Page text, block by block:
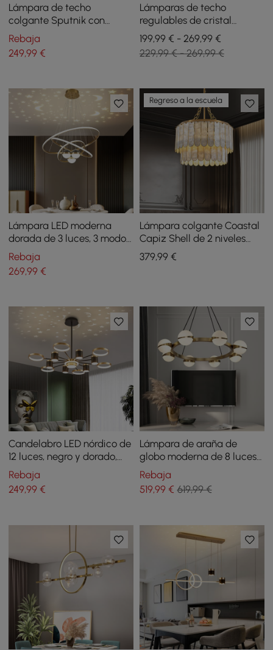
Lámpara de techo
colgante Sputnik con
forma de fuegos
artificiales de cristal de
mediados de siglo,
Rebaja
249,99 €
Lámparas de techo
regulables de cristal
Orlova, luz LED de montaje
empotrado de 3 modos con
control remoto
199,99 € - 269,99 €
229,99 € - 269,99 €
Lámpara LED moderna
dorada de 3 luces, 3 modos
de color, control remoto, luz
de reflexión estrellada
Rebaja
269,99 €
Regreso a la escuela
Lámpara colgante Coastal
Capiz Shell de 2 niveles
con forma de candelabro
facetado en dorado y
379,99€
Candelabro LED nórdico de
12 luces, negro y dorado,
con reflejo estrellado,
regulable
Rebaja
249,99 €
Lámpara de araña de
globo moderna de 8 luces
en marco redondo de latón
Rebaja
519,99€ 619,99 €